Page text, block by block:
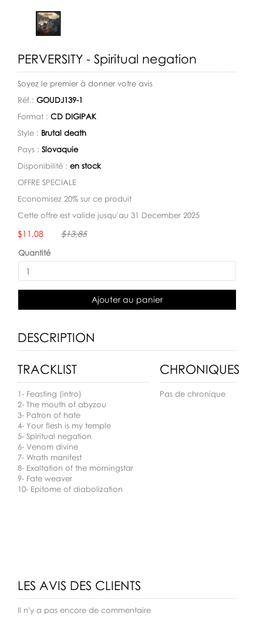
PERVERSITY - Spiritual negation
Soyez le premier à donner votre avis
Réf.: GOUDJ139-1
Format : CD DIGIPAK
Style : Brutal death
Pays : Slovaquie
Disponibilité : en stock
OFFRE SPECIALE
Economisez 20% sur ce produit
Cette offre est valide jusqu'au 31 December 2025
Disponibilité:
$11,08 $13,85
Quantité
Ajouter au panier
DESCRIPTION
TRACKLIST
1- Feasting (intro)
2- The mouth of abyzou
3- Patron of hate
4- Your flesh is my temple
5- Spiritual negation
6- Venom divine
7- Wrath manifest
8- Exaltation of the morningstar
9- Fate weaver
10- Epitome of diabolization
CHRONIQUES
Pas de chronique
LES AVIS DES CLIENTS
Il n'y a pas encore de commentaire